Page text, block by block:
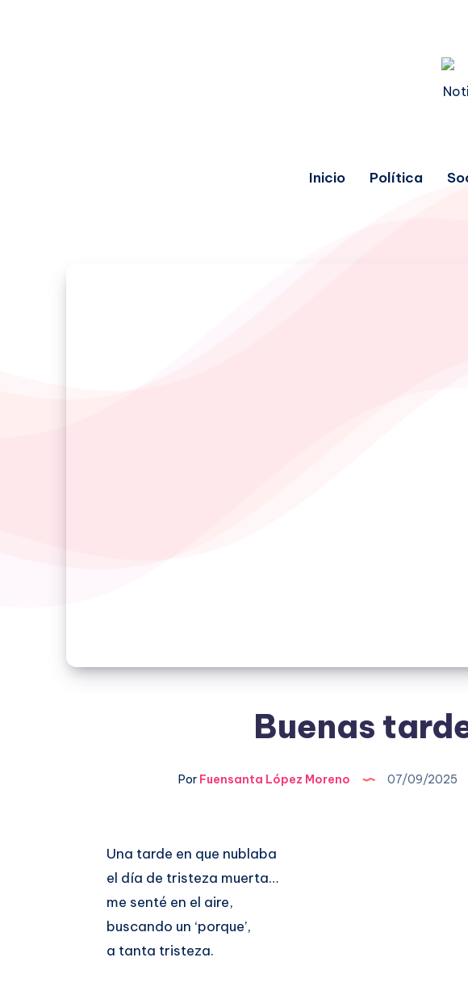
Inicio Política
Buenas
Por Fuensanta López Moreno 07/09/2025
Compartir
Facebook
Twitter
Una tarde en que nublaba
el día de tristeza muerta…
me senté en el aire,
buscando un ‘porque’,
a tanta tristeza.